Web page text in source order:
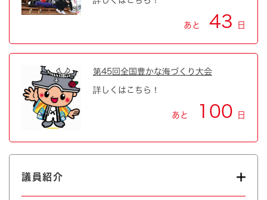
あと 43 日
第45回全国豊かな海づくり大会
詳しくはこちら！
あと 100 日
議員紹介